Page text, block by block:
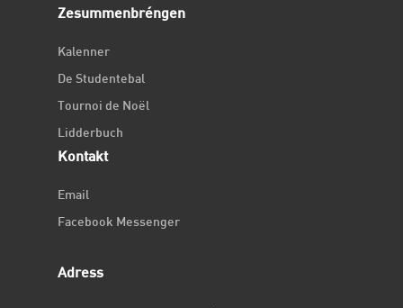
Zesummenbréngen
Kalenner
De Studentebal
Tournoi de Noël
Lidderbuch
Kontakt
Email
Facebook Messenger
Adress